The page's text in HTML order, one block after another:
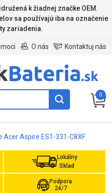
k žiadnej značke OEM.
sa používajú iba na označenie
zariadenia.
Kontaktuj nás
O nás
0
Acer Aspire ES1-331-C8XF
Lokálny
Sklad
Podpora
24/7